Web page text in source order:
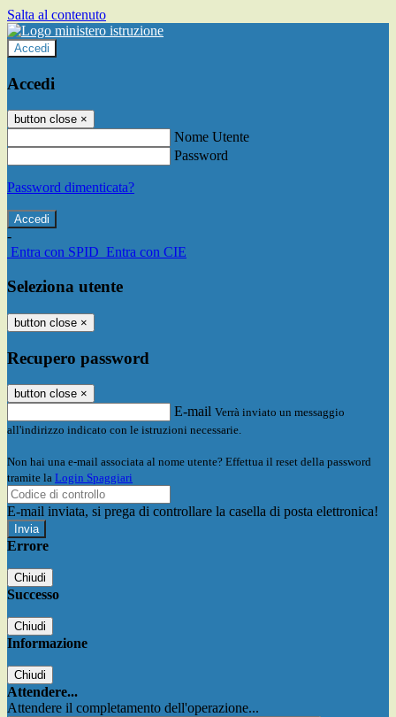
Salta al contenuto
Accedi
Accedi
button close ×
Nome Utente
Password
Password dimenticata?
-
Entra con SPID Entra con CIE
Seleziona utente
button close ×
Recupero password
button close ×
E-mail Verrà inviato un messaggio
all'indirizzo indicato con le istruzioni necessarie.
Non hai una e-mail associata al nome utente? Effettua il reset della password
tramite la Login Spaggiari
E-mail inviata, si prega di controllare la casella di posta elettronica!
Errore
Chiudi
Successo
Chiudi
Informazione
Chiudi
Attendere...
Attendere il completamento dell'operazione...